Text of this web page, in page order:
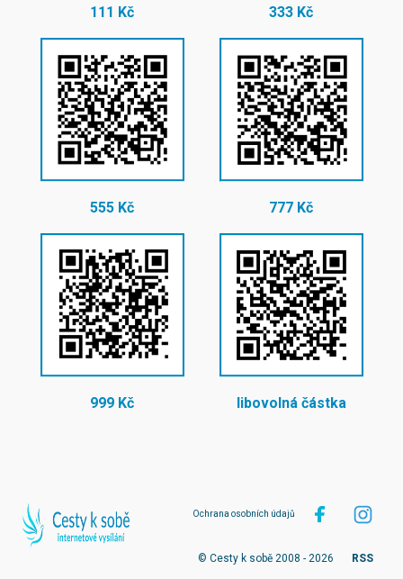
111 Kč 333 Kč
555 Kč 777 Kč
999 Kč libovolná částka
Ochrana osobních údajů
© Cesty k sobě 2008 - 2026 RSS